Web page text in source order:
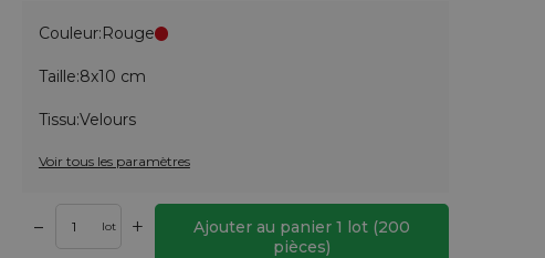
Couleur:Rouge
Taille:8x10 cm
Tissu:Velours
Voir tous les paramètres
– lot + Ajouter au panier 1 lot (200
pièces)